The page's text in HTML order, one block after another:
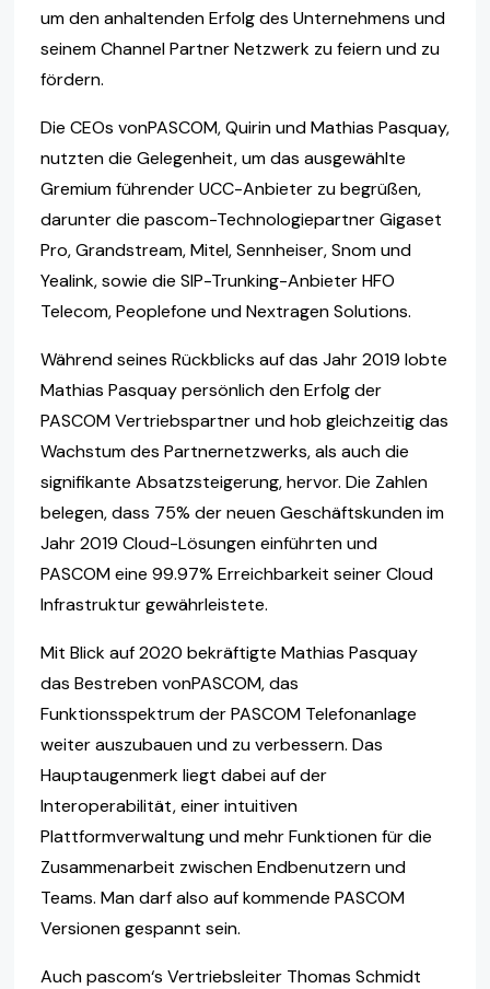
um den anhaltenden Erfolg des Unternehmens und
seinem Channel Partner Netzwerk zu feiern und zu
fördern.
Die CEOs vonPASCOM, Quirin und Mathias Pasquay,
nutzten die Gelegenheit, um das ausgewählte
Gremium führender UCC-Anbieter zu begrüßen,
darunter die pascom-Technologiepartner Gigaset
Pro, Grandstream, Mitel, Sennheiser, Snom und
Yealink, sowie die SIP-Trunking-Anbieter HFO
Telecom, Peoplefone und Nextragen Solutions.
Während seines Rückblicks auf das Jahr 2019 lobte
Mathias Pasquay persönlich den Erfolg der
PASCOM Vertriebspartner und hob gleichzeitig das
Wachstum des Partnernetzwerks, als auch die
signifikante Absatzsteigerung, hervor. Die Zahlen
belegen, dass 75% der neuen Geschäftskunden im
Jahr 2019 Cloud-Lösungen einführten und
PASCOM eine 99.97% Erreichbarkeit seiner Cloud
Infrastruktur gewährleistete.
Mit Blick auf 2020 bekräftigte Mathias Pasquay
das Bestreben vonPASCOM, das
Funktionsspektrum der PASCOM Telefonanlage
weiter auszubauen und zu verbessern. Das
Hauptaugenmerk liegt dabei auf der
Interoperabilität, einer intuitiven
Plattformverwaltung und mehr Funktionen für die
Zusammenarbeit zwischen Endbenutzern und
Teams. Man darf also auf kommende PASCOM
Versionen gespannt sein.
Auch pascom‘s Vertriebsleiter Thomas Schmidt